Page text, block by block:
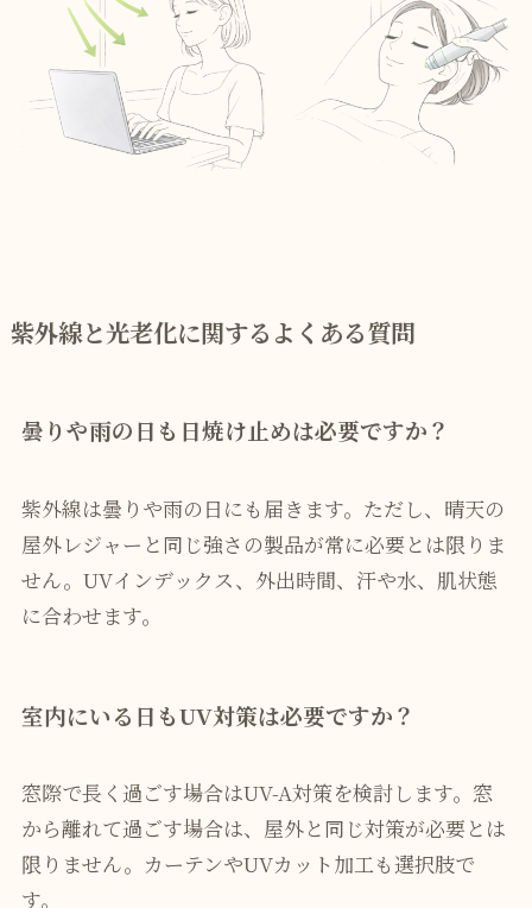
紫外線と光老化に関するよくある質問
曇りや雨の日も日焼け止めは必要ですか？
紫外線は曇りや雨の日にも届きます。ただし、晴天の
屋外レジャーと同じ強さの製品が常に必要とは限りま
せん。UVインデックス、外出時間、汗や水、肌状態
に合わせます。
室内にいる日もUV対策は必要ですか？
窓際で長く過ごす場合はUV-A対策を検討します。窓
から離れて過ごす場合は、屋外と同じ対策が必要とは
限りません。カーテンやUVカット加工も選択肢で
す。